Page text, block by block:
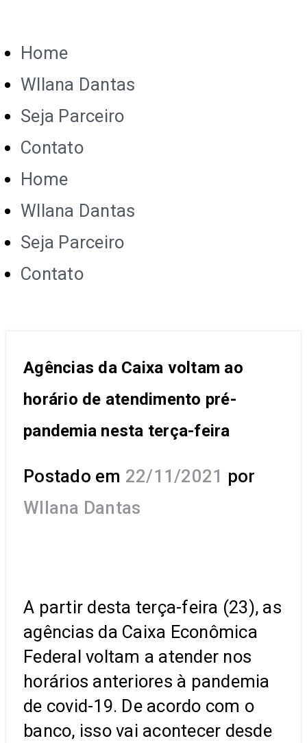
Home
Wllana Dantas
Seja Parceiro
Contato
Home
Wllana Dantas
Seja Parceiro
Contato
Agências da Caixa voltam ao
horário de atendimento pré-
pandemia nesta terça-feira
Postado em 22/11/2021 por
Wllana Dantas
A partir desta terça-feira (23), as
agências da Caixa Econômica
Federal voltam a atender nos
horários anteriores à pandemia
de covid-19. De acordo com o
banco, isso vai acontecer desde